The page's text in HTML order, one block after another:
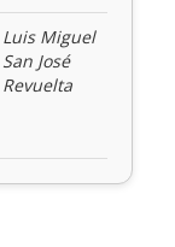
Luis Miguel
San José
Revuelta